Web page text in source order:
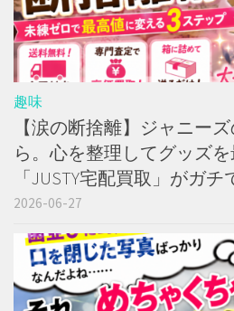
趣味
【涙の断捨離】ジャニー
ら。心を整理してグッズ
「JUSTY宅配買取」がガチ
2026-06-27